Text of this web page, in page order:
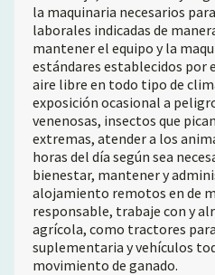
la maquinaria necesarios
laborales indicadas de
mantener el equipo y la
estándares establecidos por
aire libre en todo tipo de
exposición ocasional a
venenosas, insectos que
extremas, atender a los
horas del día según sea
bienestar, mantener y
alojamiento remotos en de
responsable, trabaje con y
agrícola, como tractores
suplementaria y vehículos
movimiento de ganado.